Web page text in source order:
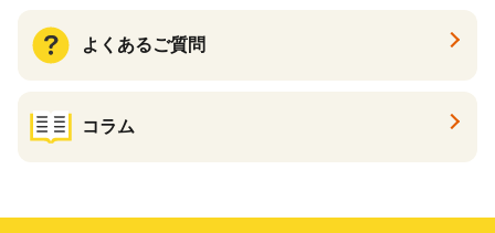
よくあるご質問
コラム